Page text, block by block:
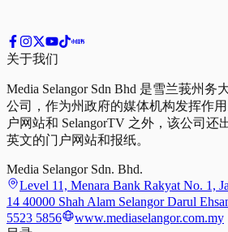
关于我们
Media Selangor Sdn Bhd 是雪兰莪州
公司，作为州政府的媒体机构发挥作用
户网站和 SelangorTV 之外，该公司还
英文的门户网站和报纸。
Media Selangor Sdn. Bhd.
Level 11, Menara Bank Rakyat No. 1,
14 40000 Shah Alam Selangor Darul
5523 5856
www.mediaselangor.com.my